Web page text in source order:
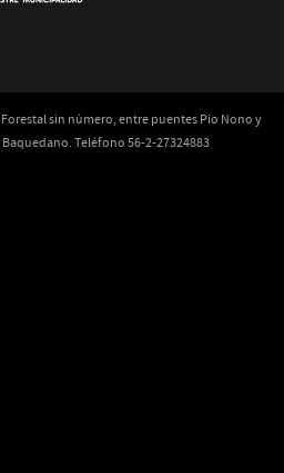
sin número, entre puentes Pio Nono y
Teléfono 56-2-27324883